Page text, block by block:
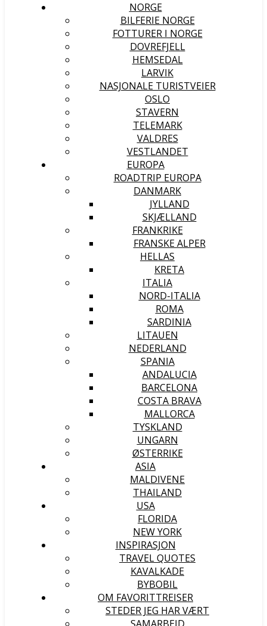
NORGE
BILFERIE NORGE
FOTTURER I NORGE
DOVREFJELL
HEMSEDAL
LARVIK
NASJONALE TURISTVEIER
OSLO
STAVERN
TELEMARK
VALDRES
VESTLANDET
EUROPA
ROADTRIP EUROPA
DANMARK
JYLLAND
SKJÆLLAND
FRANKRIKE
FRANSKE ALPER
HELLAS
KRETA
ITALIA
NORD-ITALIA
ROMA
SARDINIA
LITAUEN
NEDERLAND
SPANIA
ANDALUCIA
BARCELONA
COSTA BRAVA
MALLORCA
TYSKLAND
UNGARN
ØSTERRIKE
ASIA
MALDIVENE
THAILAND
USA
FLORIDA
NEW YORK
INSPIRASJON
TRAVEL QUOTES
KAVALKADE
BYBOBIL
OM FAVORITTREISER
STEDER JEG HAR VÆRT